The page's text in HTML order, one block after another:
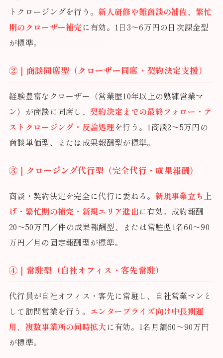
トクロージングを行う。新人研修や難商談の補佐、繁忙
期のクローザー補完に有効。1日3〜6万円の日次課金型
が標準。
②｜商談同席型（クローザー同席・契約決定支援）
経験豊富なクローザー（営業歴10年以上の熟練営業マ
ン）が商談に同席し、契約決定までの最終フォロー・テ
ストクロージング・反論処理を行う。1商談2〜5万円の
商談単価型、または成果報酬型が標準。
③｜クロージング代行型（完全代行・成果報酬）
商談・契約決定を完全に代行に委ねる。 新規事業立ち上
げ・繁忙期の補完・新規エリア進出に有効。成約報酬
20〜50万円／件の成果報酬型、または常駐型1名60〜90
万円／月の固定報酬型が標準。
④｜常駐型（自社オフィス・客先常駐）
代行員が自社オフィス・客先に常駐し、自社営業マンと
して訪問営業を行う。 エンタープライズ向け中長期運
用、複数事業所の同時拡大に有効。1名月額60〜90万円
が標準。